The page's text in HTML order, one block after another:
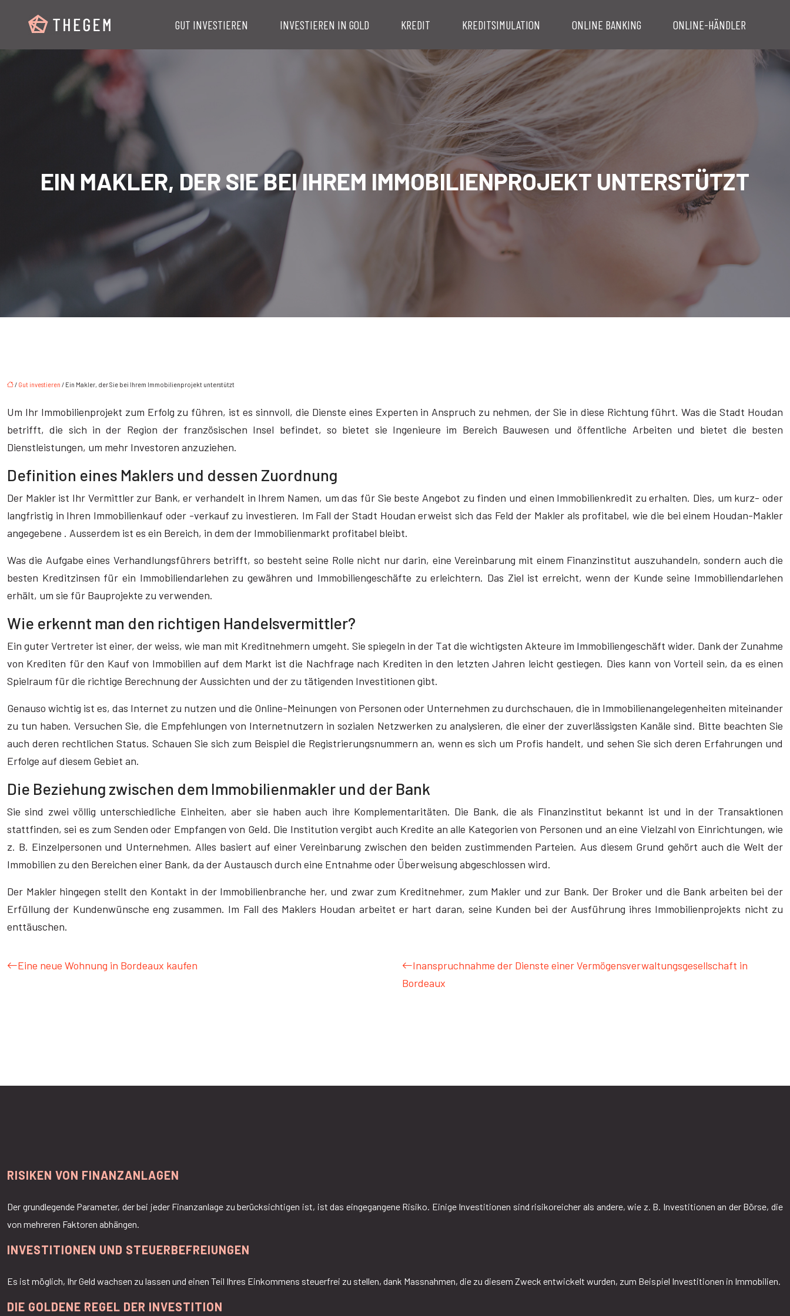
GUT INVESTIEREN INVESTIEREN IN GOLD KREDIT KREDITSIMULATION ONLINE BANKING ONLINE-HÄNDLER
EIN MAKLER, DER SIE BEI IHREM IMMOBILIENPROJEKT UNTERSTÜTZT
/ Gut investieren / Ein Makler, der Sie bei Ihrem Immobilienprojekt unterstützt
Um Ihr Immobilienprojekt zum Erfolg zu führen, ist es sinnvoll, die Dienste eines Experten in Anspruch zu nehmen, der Sie in diese Richtung führt. Was die Stadt Houdan
betrifft, die sich in der Region der französischen Insel befindet, so bietet sie Ingenieure im Bereich Bauwesen und öffentliche Arbeiten und bietet die besten
Dienstleistungen, um mehr Investoren anzuziehen.
Definition eines Maklers und dessen Zuordnung
Der Makler ist Ihr Vermittler zur Bank, er verhandelt in Ihrem Namen, um das für Sie beste Angebot zu finden und einen Immobilienkredit zu erhalten. Dies, um kurz- oder
langfristig in Ihren Immobilienkauf oder -verkauf zu investieren. Im Fall der Stadt Houdan erweist sich das Feld der Makler als profitabel, wie die bei einem Houdan-Makler
angegebene . Ausserdem ist es ein Bereich, in dem der Immobilienmarkt profitabel bleibt.
Was die Aufgabe eines Verhandlungsführers betrifft, so besteht seine Rolle nicht nur darin, eine Vereinbarung mit einem Finanzinstitut auszuhandeln, sondern auch die
besten Kreditzinsen für ein Immobiliendarlehen zu gewähren und Immobiliengeschäfte zu erleichtern. Das Ziel ist erreicht, wenn der Kunde seine Immobiliendarlehen
erhält, um sie für Bauprojekte zu verwenden.
Wie erkennt man den richtigen Handelsvermittler?
Ein guter Vertreter ist einer, der weiss, wie man mit Kreditnehmern umgeht. Sie spiegeln in der Tat die wichtigsten Akteure im Immobiliengeschäft wider. Dank der Zunahme
von Krediten für den Kauf von Immobilien auf dem Markt ist die Nachfrage nach Krediten in den letzten Jahren leicht gestiegen. Dies kann von Vorteil sein, da es einen
Spielraum für die richtige Berechnung der Aussichten und der zu tätigenden Investitionen gibt.
Genauso wichtig ist es, das Internet zu nutzen und die Online-Meinungen von Personen oder Unternehmen zu durchschauen, die in Immobilienangelegenheiten miteinander
zu tun haben. Versuchen Sie, die Empfehlungen von Internetnutzern in sozialen Netzwerken zu analysieren, die einer der zuverlässigsten Kanäle sind. Bitte beachten Sie
auch deren rechtlichen Status. Schauen Sie sich zum Beispiel die Registrierungsnummern an, wenn es sich um Profis handelt, und sehen Sie sich deren Erfahrungen und
Erfolge auf diesem Gebiet an.
Die Beziehung zwischen dem Immobilienmakler und der Bank
Sie sind zwei völlig unterschiedliche Einheiten, aber sie haben auch ihre Komplementaritäten. Die Bank, die als Finanzinstitut bekannt ist und in der Transaktionen
stattfinden, sei es zum Senden oder Empfangen von Geld. Die Institution vergibt auch Kredite an alle Kategorien von Personen und an eine Vielzahl von Einrichtungen, wie
z. B. Einzelpersonen und Unternehmen. Alles basiert auf einer Vereinbarung zwischen den beiden zustimmenden Parteien. Aus diesem Grund gehört auch die Welt der
Immobilien zu den Bereichen einer Bank, da der Austausch durch eine Entnahme oder Überweisung abgeschlossen wird.
Der Makler hingegen stellt den Kontakt in der Immobilienbranche her, und zwar zum Kreditnehmer, zum Makler und zur Bank. Der Broker und die Bank arbeiten bei der
Erfüllung der Kundenwünsche eng zusammen. Im Fall des Maklers Houdan arbeitet er hart daran, seine Kunden bei der Ausführung ihres Immobilienprojekts nicht zu
enttäuschen.
Eine neue Wohnung in Bordeaux kaufen
Inanspruchnahme der Dienste einer Vermögensverwaltungsgesellschaft in
Bordeaux
RISIKEN VON FINANZANLAGEN
Der grundlegende Parameter, der bei jeder Finanzanlage zu berücksichtigen ist, ist das eingegangene Risiko. Einige Investitionen sind risikoreicher als andere, wie z. B. Investitionen an der Börse, die
von mehreren Faktoren abhängen.
INVESTITIONEN UND STEUERBEFREIUNGEN
Es ist möglich, Ihr Geld wachsen zu lassen und einen Teil Ihres Einkommens steuerfrei zu stellen, dank Massnahmen, die zu diesem Zweck entwickelt wurden, zum Beispiel Investitionen in Immobilien.
DIE GOLDENE REGEL DER INVESTITION